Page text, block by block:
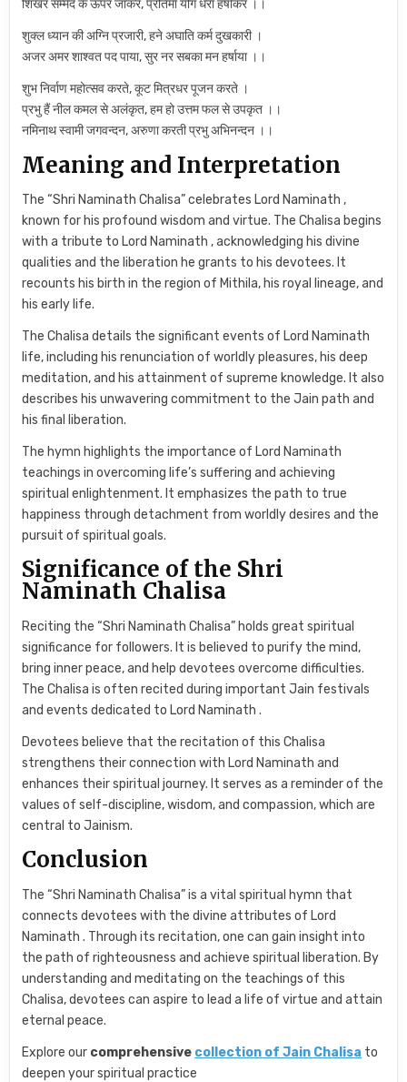
शिखर सम्मेद के ऊपर जाकर, प्रतिमा योग धरा हर्षाकर ।।
शुक्ल ध्यान की अग्नि प्रजारी, हने अघाति कर्म दुखकारी ।
अजर अमर शाश्वत पद पाया, सुर नर सबका मन हर्षाया ।।
शुभ निर्वाण महोत्सव करते, कूट मित्रधर पूजन करते ।
प्रभु हैं नील कमल से अलंकृत, हम हो उत्तम फल से उपकृत ।।
नमिनाथ स्वामी जगवन्दन, अरुणा करती प्रभु अभिनन्दन ।।
Meaning and Interpretation
The “Shri Naminath Chalisa” celebrates Lord Naminath ,
known for his profound wisdom and virtue. The Chalisa begins
with a tribute to Lord Naminath , acknowledging his divine
qualities and the liberation he grants to his devotees. It
recounts his birth in the region of Mithila, his royal lineage, and
his early life.
The Chalisa details the significant events of Lord Naminath
life, including his renunciation of worldly pleasures, his deep
meditation, and his attainment of supreme knowledge. It also
describes his unwavering commitment to the Jain path and
his final liberation.
The hymn highlights the importance of Lord Naminath
teachings in overcoming life’s suffering and achieving
spiritual enlightenment. It emphasizes the path to true
happiness through detachment from worldly desires and the
pursuit of spiritual goals.
Significance of the Shri
Naminath Chalisa
Reciting the “Shri Naminath Chalisa” holds great spiritual
significance for followers. It is believed to purify the mind,
bring inner peace, and help devotees overcome difficulties.
The Chalisa is often recited during important Jain festivals
and events dedicated to Lord Naminath .
Devotees believe that the recitation of this Chalisa
strengthens their connection with Lord Naminath and
enhances their spiritual journey. It serves as a reminder of the
values of self-discipline, wisdom, and compassion, which are
central to Jainism.
Conclusion
The “Shri Naminath Chalisa” is a vital spiritual hymn that
connects devotees with the divine attributes of Lord
Naminath . Through its recitation, one can gain insight into
the path of righteousness and achieve spiritual liberation. By
understanding and meditating on the teachings of this
Chalisa, devotees can aspire to lead a life of virtue and attain
eternal peace.
Explore our comprehensive collection of Jain Chalisa to
deepen your spiritual practice